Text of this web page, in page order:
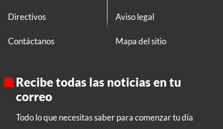
Directivos
Contáctanos
Aviso legal
Mapa del sitio
Recibe todas las noticias en tu
correo
Todo lo que necesitas saber para comenzar tu día